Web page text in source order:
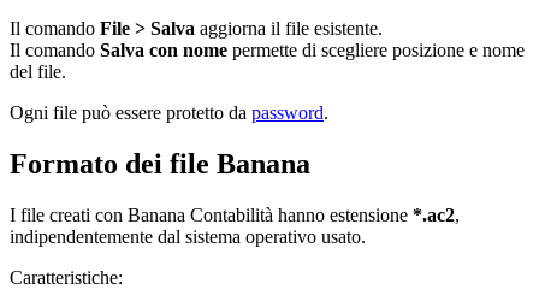
Il comando File > Salva aggiorna il file esistente.
Il comando Salva con nome permette di scegliere posizione e nome
del file.
Ogni file può essere protetto da password.
Formato dei file Banana
I file creati con Banana Contabilità hanno estensione *.ac2,
indipendentemente dal sistema operativo usato.
Caratteristiche: